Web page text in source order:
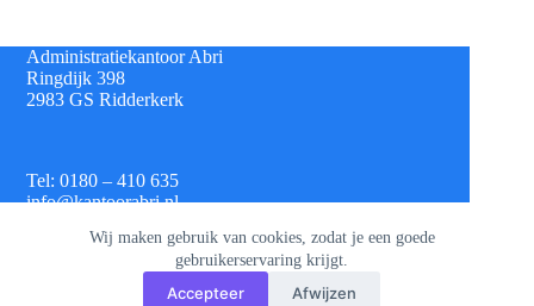
Wij maken gebruik van cookies, zodat je een goede
gebruikerservaring krijgt.
Accepteer Afwijzen
Administratiekantoor Abri
Ringdijk 398
2983 GS Ridderkerk
Tel: 0180 – 410 635
info@kantoorabri.nl
IBAN: NL 08 INGB 0693 4313 42